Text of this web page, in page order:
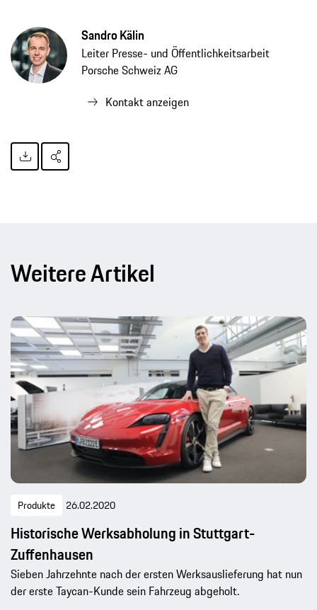
Sandro Kälin
Leiter Presse- und Öffentlichkeitsarbeit
Porsche Schweiz AG
Kontakt anzeigen
Weitere Artikel
Produkte 26.02.2020
Historische Werksabholung in Stuttgart-
Zuffenhausen
Sieben Jahrzehnte nach der ersten Werksauslieferung hat nun
der erste Taycan-Kunde sein Fahrzeug abgeholt.